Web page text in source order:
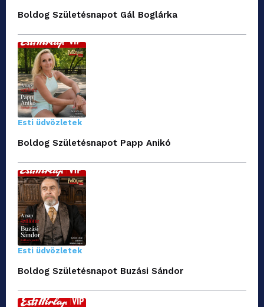
Boldog Születésnapot Gál Boglárka
Esti üdvözletek
Boldog Születésnapot Papp Anikó
Esti üdvözletek
Boldog Születésnapot Buzási Sándor